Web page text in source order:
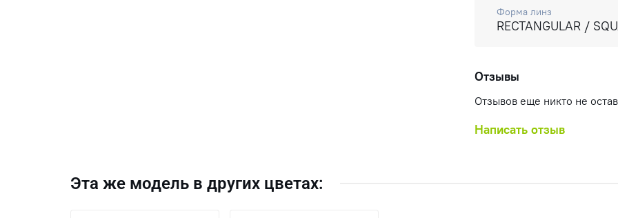
Форма линз
RECTANGULAR /
Отзывы
Отзывов еще никто не
Написать отзыв
Эта же модель в других цветах: